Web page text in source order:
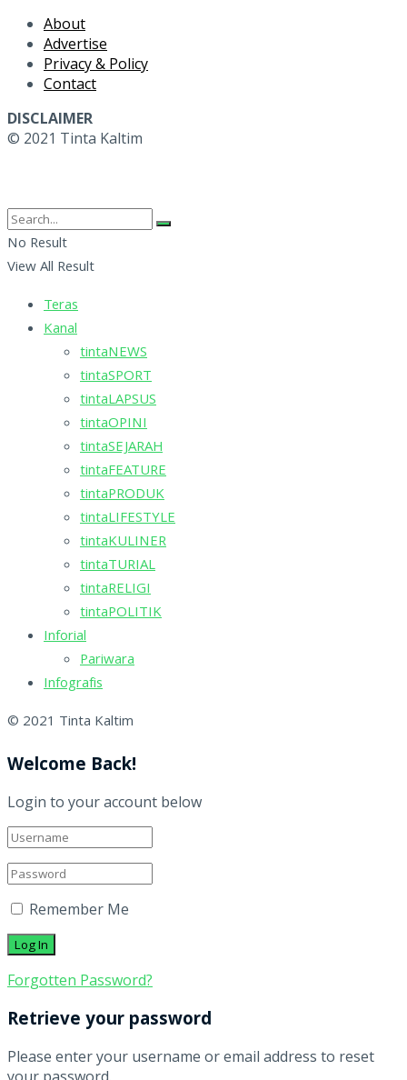
About
Advertise
Privacy & Policy
Contact
DISCLAIMER
© 2021 Tinta Kaltim
No Result
View All Result
Teras
Kanal
tintaNEWS
tintaSPORT
tintaLAPSUS
tintaOPINI
tintaSEJARAH
tintaFEATURE
tintaPRODUK
tintaLIFESTYLE
tintaKULINER
tintaTURIAL
tintaRELIGI
tintaPOLITIK
Inforial
Pariwara
Infografis
© 2021 Tinta Kaltim
Welcome Back!
Login to your account below
Remember Me
Forgotten Password?
Retrieve your password
Please enter your username or email address to reset